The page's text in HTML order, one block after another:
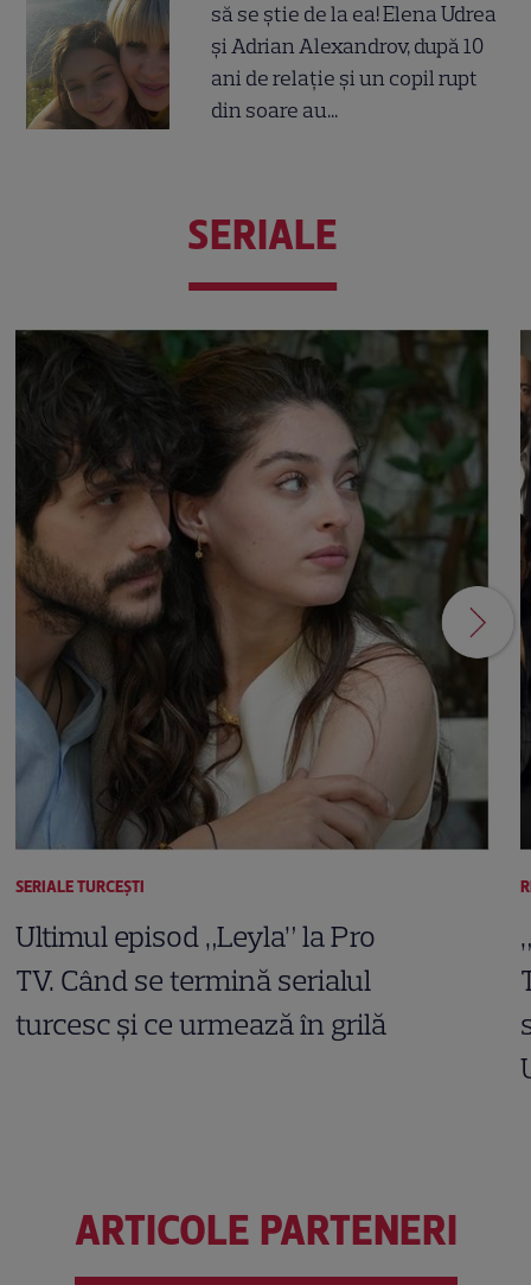
să se știe de la ea! Elena Udrea
și Adrian Alexandrov, după 10
ani de relație și un copil rupt
din soare au...
SERIALE
SERIALE TURCEŞTI
Ultimul episod „Leyla” la Pro
TV. Când se termină serialul
turcesc și ce urmează în grilă
ARTICOLE PARTENERI